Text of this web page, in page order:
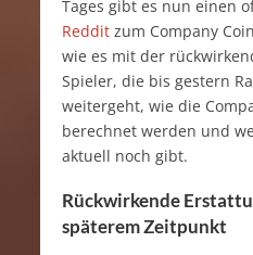
Tages gibt es nun einen
Redditzum Company
wie es mit der
Spieler, die bis gestern
weitergeht, wie die
berechnet werden und
aktuell noch gibt.
Rückwirkende
späterem Zeitpunkt